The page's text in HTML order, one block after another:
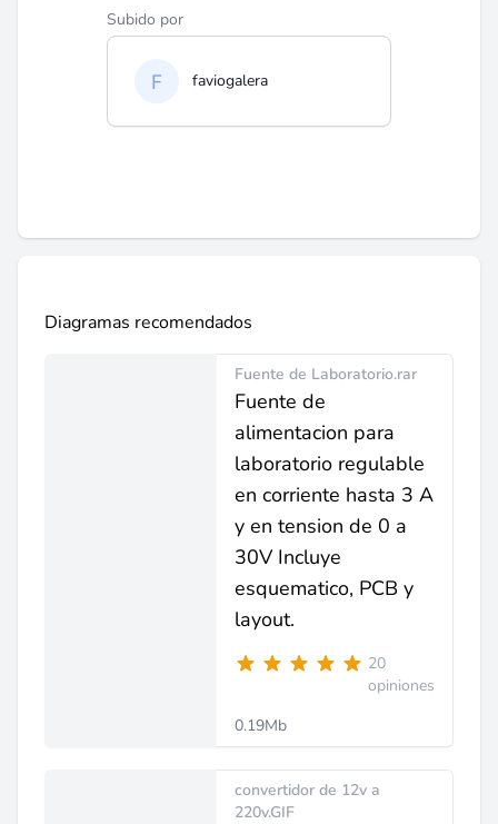
Subido por
faviogalera
Diagramas recomendados
Fuente de Laboratorio.rar
Fuente de
alimentacion para
laboratorio regulable
en corriente hasta 3 A
y en tension de 0 a
30V Incluye
esquematico, PCB y
layout.
20
opiniones
0.19Mb
convertidor de 12v a
220v.GIF